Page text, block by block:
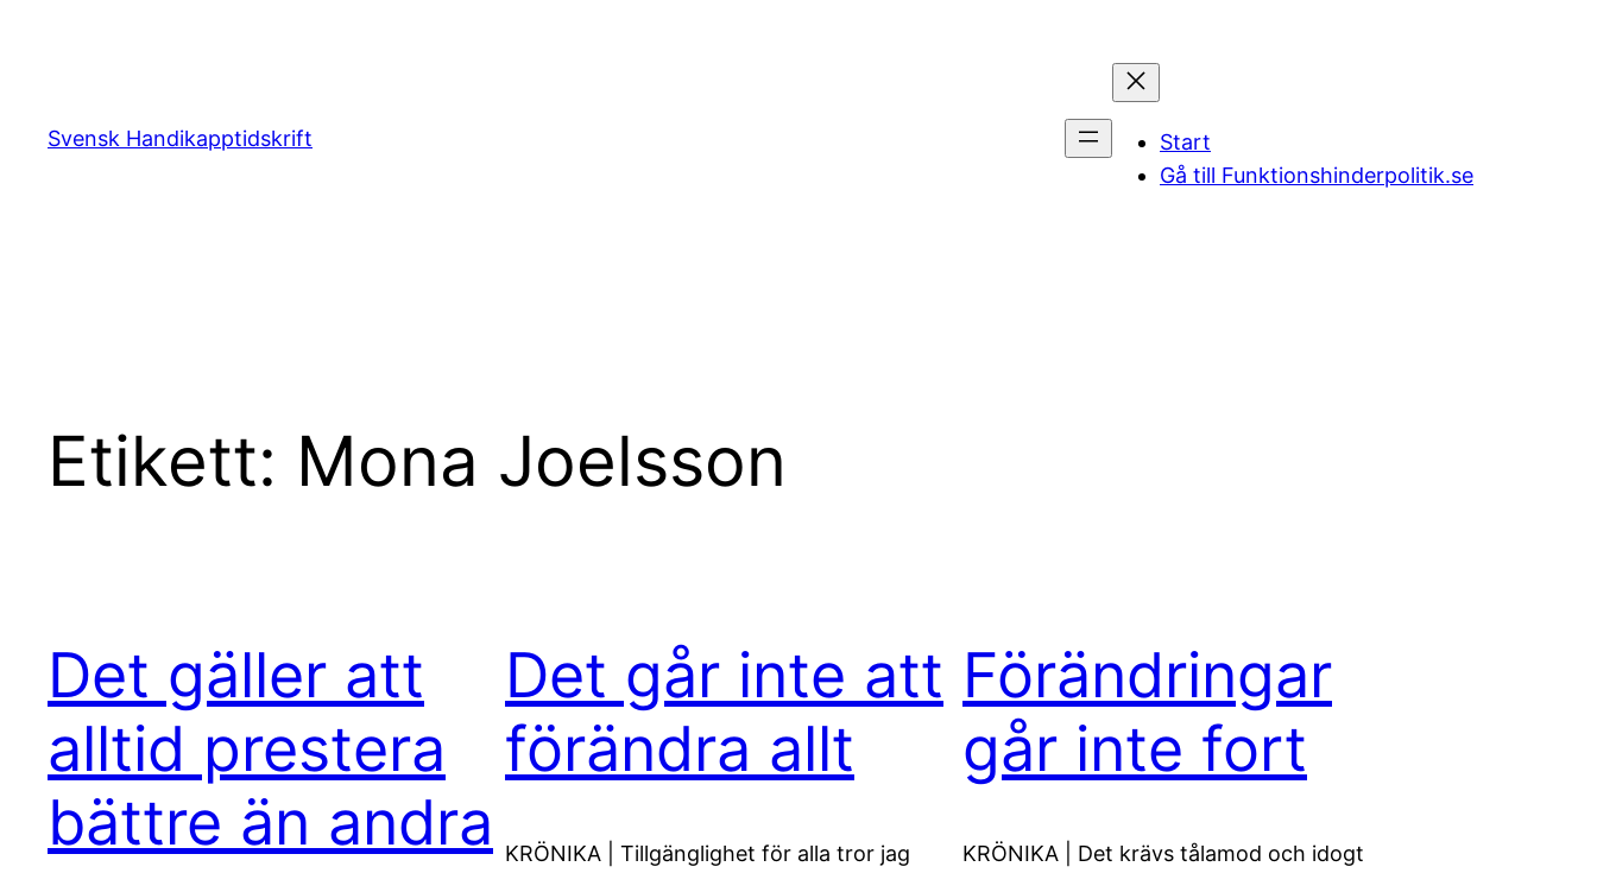
Svensk Handikapptidskrift
Start
Gå till Funktionshinderpolitik.se
Etikett: Mona Joelsson
Det gäller att
alltid prestera
bättre än andra
Det går inte att
förändra allt
KRÖNIKA | Tillgänglighet för alla tror jag
Förändringar
går inte fort
KRÖNIKA | Det krävs tålamod och idogt